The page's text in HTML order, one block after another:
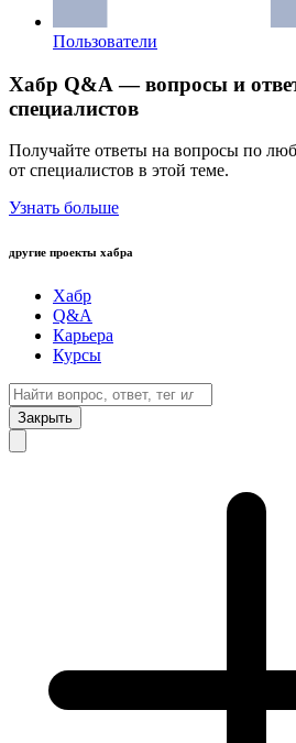
Пользователи
Хабр Q&A — вопросы и
специалистов
Получайте ответы на вопросы по
от специалистов в этой теме.
Узнать больше
другие проекты хабра
Хабр
Q&A
Карьера
Курсы
Закрыть